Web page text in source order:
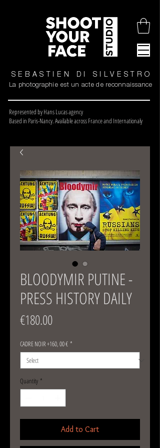
SEBASTIEN DI SILVESTRO
La photographie est un acte de reconnaissance
Represented by Hans Lucas agency
Based in Paris-Nancy. Available across France and Internationaly
BLOODYMIR PUTINE -
PRESS HISTORY DAILY
€180.00Price
CADRE NOIR +160, 00 € *
Quantity *
Add to Cart